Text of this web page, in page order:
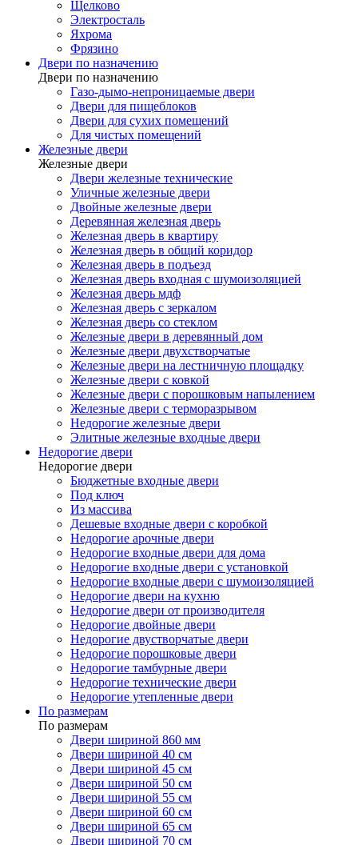
Щелково
Электросталь
Яхрома
Фрязино
Двери по назначению
Двери по назначению
Газо-дымо-непроницаемые двери
Двери для пищеблоков
Двери для сухих помещений
Для чистых помещений
Железные двери
Железные двери
Двери железные технические
Уличные железные двери
Двойные железные двери
Деревянная железная дверь
Железная дверь в квартиру
Железная дверь в общий коридор
Железная дверь в подъезд
Железная дверь входная с шумоизоляцией
Железная дверь мдф
Железная дверь с зеркалом
Железная дверь со стеклом
Железные двери в деревянный дом
Железные двери двухстворчатые
Железные двери на лестничную площадку
Железные двери с ковкой
Железные двери с порошковым напылением
Железные двери с терморазрывом
Недорогие железные двери
Элитные железные входные двери
Недорогие двери
Недорогие двери
Бюджетные входные двери
Под ключ
Из массива
Дешевые входные двери с коробкой
Недорогие арочные двери
Недорогие входные двери для дома
Недорогие входные двери с установкой
Недорогие входные двери с шумоизоляцией
Недорогие двери на кухню
Недорогие двери от производителя
Недорогие двойные двери
Недорогие двустворчатые двери
Недорогие порошковые двери
Недорогие тамбурные двери
Недорогие технические двери
Недорогие утепленные двери
По размерам
По размерам
Двери шириной 860 мм
Двери шириной 40 см
Двери шириной 45 см
Двери шириной 50 см
Двери шириной 55 см
Двери шириной 60 см
Двери шириной 65 см
Двери шириной 70 см